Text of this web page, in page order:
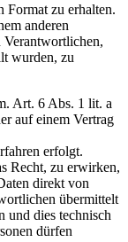
Format zu erhalten.
anderen
wurden, zu
Art. 6 Abs. 1 lit. a
auf einem Vertrag
erfolgt.
Recht, zu erwirken,
direkt von
übermittelt
und dies technisch
dürfen